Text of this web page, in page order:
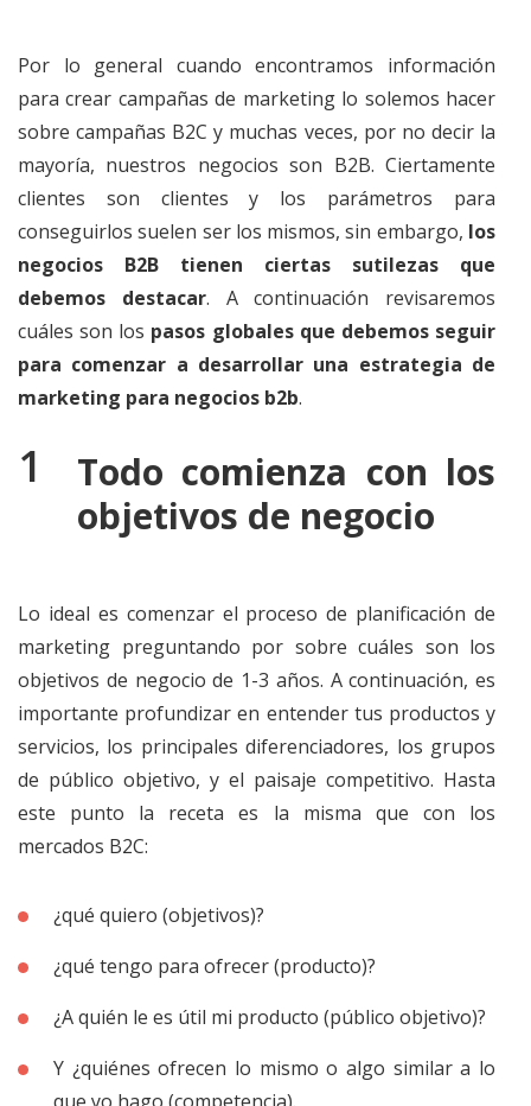
Por lo general cuando encontramos información
para crear campañas de marketing lo solemos hacer
sobre campañas B2C y muchas veces, por no decir la
mayoría, nuestros negocios son B2B. Ciertamente
clientes son clientes y los parámetros para
conseguirlos suelen ser los mismos, sin embargo, los
negocios B2B tienen ciertas sutilezas que
debemos destacar. A continuación revisaremos
cuáles son los pasos globales que debemos seguir
para comenzar a desarrollar una estrategia de
marketing para negocios b2b.
Todo comienza con los
objetivos de negocio
Lo ideal es comenzar el proceso de planificación de
marketing preguntando por sobre cuáles son los
objetivos de negocio de 1-3 años. A continuación, es
importante profundizar en entender tus productos y
servicios, los principales diferenciadores, los grupos
de público objetivo, y el paisaje competitivo. Hasta
este punto la receta es la misma que con los
mercados B2C:
¿qué quiero (objetivos)?
¿qué tengo para ofrecer (producto)?
¿A quién le es útil mi producto (público objetivo)?
Y ¿quiénes ofrecen lo mismo o algo similar a lo